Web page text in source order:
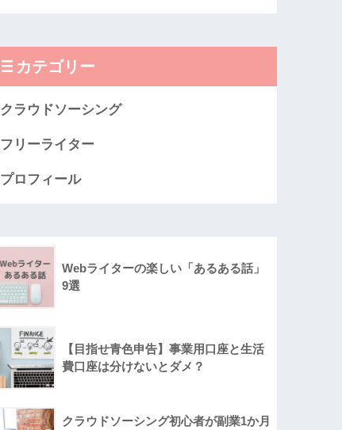
カテゴリー
クラウドソーシング
フリーライター
プロフィール
Webライターの楽しい「あるある話」
9選
【目指せ青色申告】事業用口座と生活
費口座は分けないとダメ？
クラウドソーシング初心者が副業1か月